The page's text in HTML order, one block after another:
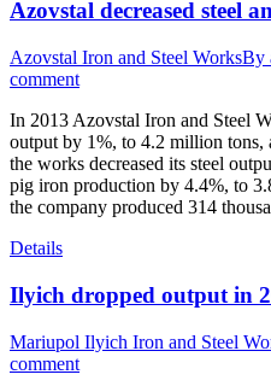
Azovstal decreased steel
Azovstal Iron and Steel WorksBy
comment
In 2013 Azovstal Iron and Steel
output by 1%, to 4.2 million tons,
the works decreased its steel
pig iron production by 4.4%, to
the company produced 314
Details
Ilyich dropped output in
Mariupol Ilyich Iron and Steel
comment